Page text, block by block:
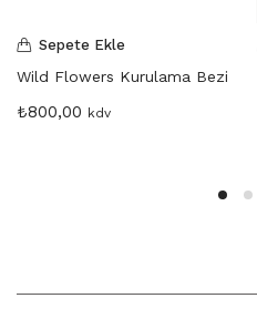
Sepete Ekle
Wild Flowers Kurulama Bezi
₺800,00 kdv